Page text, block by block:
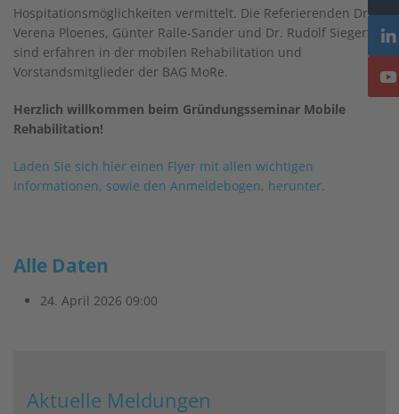
Hospitationsmöglichkeiten vermittelt. Die Referierenden Dr.
Verena Ploenes, Günter Ralle-Sander und Dr. Rudolf Siegert
sind erfahren in der mobilen Rehabilitation und
Vorstandsmitglieder der BAG MoRe.
Herzlich willkommen beim Gründungsseminar Mobile
Rehabilitation!
Laden Sie sich hier einen Flyer mit allen wichtigen
Informationen, sowie den Anmeldebogen, herunter.
Alle Daten
24. April 2026 09:00
Aktuelle Meldungen